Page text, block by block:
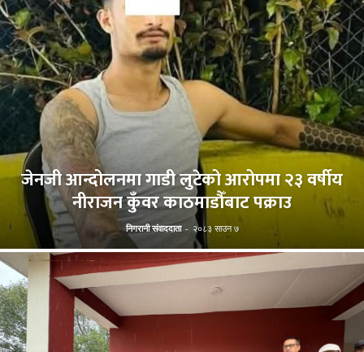
जेनजी आन्दोलनमा गाडी लुटेको आरोपमा २३ वर्षीय
नीराजन कुँवर काठमाडौँबाट पक्राउ
निगरानी संवाददाता - २०८३ साउन ७